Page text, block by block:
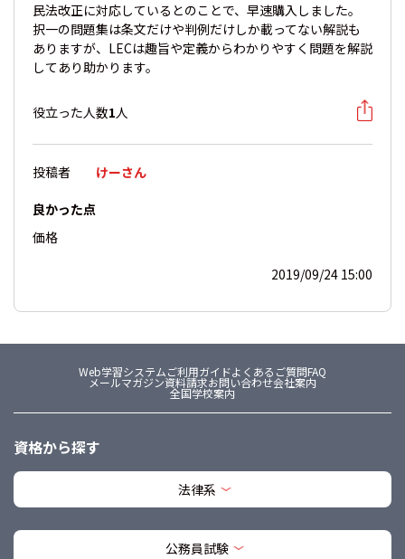
民法改正に対応しているとのことで、早速購入しました。
択一の問題集は条文だけや判例だけしか載ってない解説も
ありますが、LECは趣旨や定義からわかりやすく問題を解説
してあり助かります。
役立った人数1人
投稿者 けーさん
良かった点
価格
2019/09/24 15:00
Web学習システムご利用ガイドよくあるご質問FAQ
メールマガジン資料請求お問い合わせ会社案内
全国学校案内
資格から探す
法律系
公務員試験